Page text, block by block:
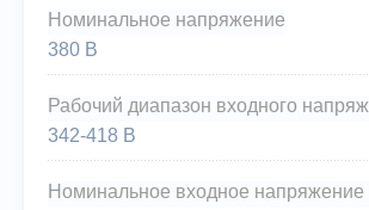
Номинальное напряжение
380 В
Рабочий диапазон входного
342-418 В
Номинальное входное напряжение